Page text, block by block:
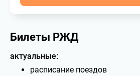
Билеты РЖД
актуальные:
расписание поездов